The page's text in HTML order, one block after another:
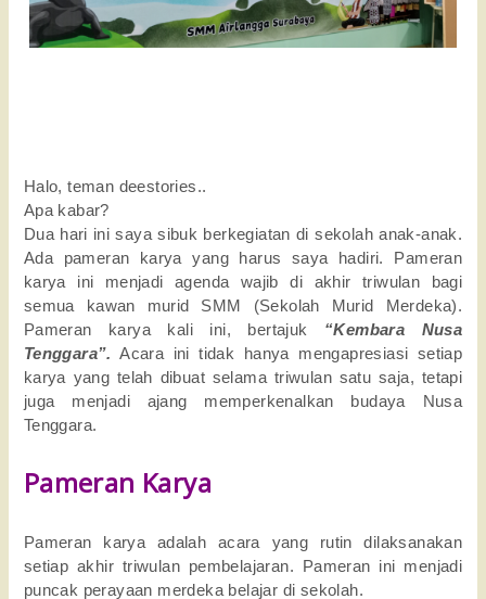
Halo, teman deestories..
Apa kabar?
Dua hari ini saya sibuk berkegiatan di sekolah anak-anak.
Ada pameran karya yang harus saya hadiri. Pameran
karya ini menjadi agenda wajib di akhir triwulan bagi
semua kawan murid SMM (Sekolah Murid Merdeka).
Pameran karya kali ini, bertajuk “Kembara Nusa
Tenggara”. Acara ini tidak hanya mengapresiasi setiap
karya yang telah dibuat selama triwulan satu saja, tetapi
juga menjadi ajang memperkenalkan budaya Nusa
Tenggara.
Pameran Karya
Pameran karya adalah acara yang rutin dilaksanakan
setiap akhir triwulan pembelajaran. Pameran ini menjadi
puncak perayaan merdeka belajar di sekolah.